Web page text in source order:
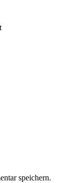
speichern.